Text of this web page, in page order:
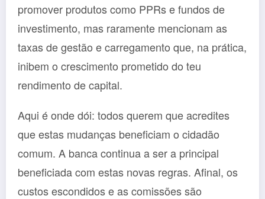
promover produtos como PPRs e fundos de
investimento, mas raramente mencionam as
taxas de gestão e carregamento que, na prática,
inibem o crescimento prometido do teu
rendimento de capital.
Aqui é onde dói: todos querem que acredites
que estas mudanças beneficiam o cidadão
comum. A banca continua a ser a principal
beneficiada com estas novas regras. Afinal, os
custos escondidos e as comissões são